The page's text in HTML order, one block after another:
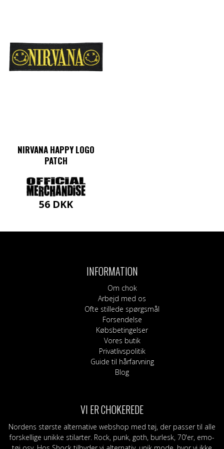
NIRVANA HAPPY LOGO
PATCH
56 DKK
INFORMATION
Om chok
Arbejd med os
Ofte stillede spørgsmål
Forsendelse
Købsbetingelser
Vores butik
Privatlivspolitik
Guide til hårfarvning
Blog
VI ER CHOKEREDE
Nordens største alternative webshop med tøj, der passer til alle
forskellige unikke stilarter. Rock, punk, goth, burlesk, 70'er, emo-